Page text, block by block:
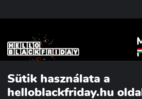
Sütik használata a
helloblackfriday.hu
Szakmai partnerünk: